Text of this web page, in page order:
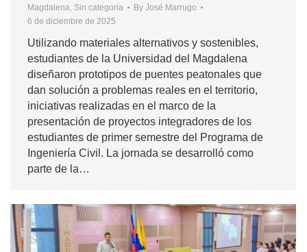
Magdalena, Sin categoría By José Marrugo
6 de diciembre de 2025
Utilizando materiales alternativos y sostenibles,
estudiantes de la Universidad del Magdalena
diseñaron prototipos de puentes peatonales que
dan solución a problemas reales en el territorio,
iniciativas realizadas en el marco de la
presentación de proyectos integradores de los
estudiantes de primer semestre del Programa de
Ingeniería Civil. La jornada se desarrolló como
parte de la…